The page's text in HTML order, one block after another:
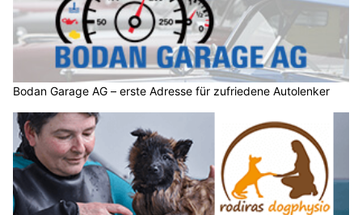
Bodan Garage AG – erste Adresse für zufriedene Autolenker